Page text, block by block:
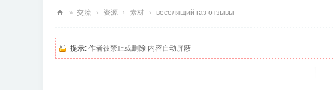
芬
» 交流 › 资源 › 素材 › веселящий газ отзывы
提示: 作者被禁止或删除 内容自动屏蔽